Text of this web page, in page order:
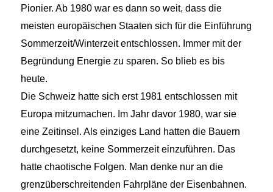
Pionier. Ab 1980 war es dann so weit, dass die
meisten europäischen Staaten sich für die Einführung
Sommerzeit/Winterzeit entschlossen. Immer mit der
Begründung Energie zu sparen. So blieb es bis
heute.
Die Schweiz hatte sich erst 1981 entschlossen mit
Europa mitzumachen. Im Jahr davor 1980, war sie
eine Zeitinsel. Als einziges Land hatten die Bauern
durchgesetzt, keine Sommerzeit einzuführen. Das
hatte chaotische Folgen. Man denke nur an die
grenzüberschreitenden Fahrpläne der Eisenbahnen.